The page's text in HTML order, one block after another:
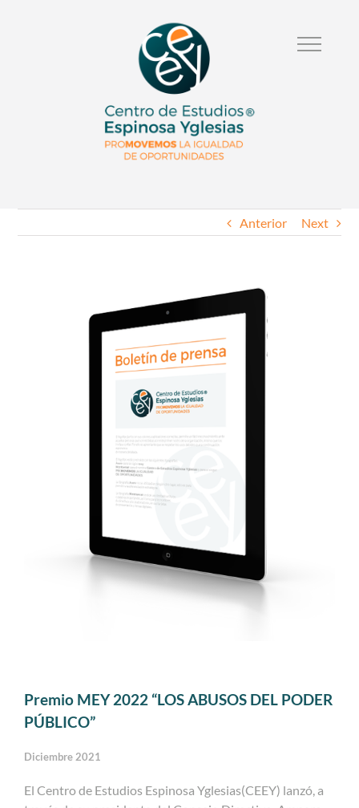
Anterior Next
Premio MEY 2022 “LOS ABUSOS DEL PODER
PÚBLICO”
Diciembre 2021
El Centro de Estudios Espinosa Yglesias(CEEY) lanzó, a